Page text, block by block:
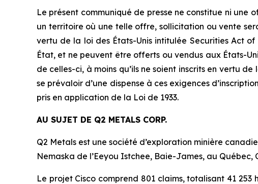
Le présent communiqué de presse ne constitue ni
un territoire où une telle offre, sollicitation ou vente
vertu de la loi des États-Unis intitulée Securities Act of
État, et ne peuvent être offerts ou vendus aux États-
de celles-ci, à moins qu’ils ne soient inscrits en vertu
se prévaloir d’une dispense à ces exigences
pris en application de la Loi de 1933.
AU SUJET DE Q2 METALS CORP.
Q2 Metals est une société d’exploration minière
Nemaska de l’Eeyou Istchee, Baie-James, au Québec,
Le projet Cisco comprend 801 claims, totalisant 41